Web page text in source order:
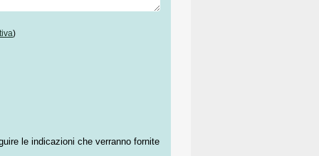
)
le indicazioni che verranno fornite